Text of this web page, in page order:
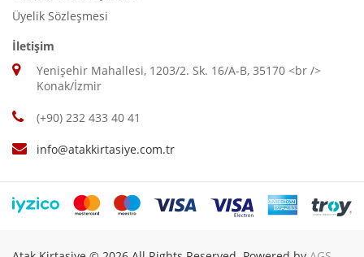
Üyelik Sözleşmesi
İletişim
Yenişehir Mahallesi, 1203/2. Sk. 16/A-B, 35170 <br />
Konak/İzmir
(+90) 232 433 40 41
info@atakkirtasiye.com.tr